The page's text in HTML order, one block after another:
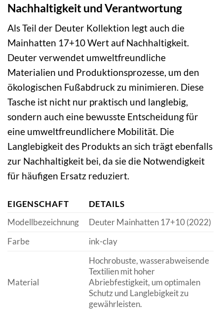
Nachhaltigkeit und Verantwortung
Als Teil der Deuter Kollektion legt auch die
Mainhatten 17+10 Wert auf Nachhaltigkeit.
Deuter verwendet umweltfreundliche
Materialien und Produktionsprozesse, um den
ökologischen Fußabdruck zu minimieren. Diese
Tasche ist nicht nur praktisch und langlebig,
sondern auch eine bewusste Entscheidung für
eine umweltfreundlichere Mobilität. Die
Langlebigkeit des Produkts an sich trägt ebenfalls
zur Nachhaltigkeit bei, da sie die Notwendigkeit
für häufigen Ersatz reduziert.
EIGENSCHAFT
DETAILS
Modellbezeichnung
Deuter Mainhatten 17+10 (2022)
Farbe
ink-clay
Material
Hochrobuste, wasserabweisende
Textilien mit hoher
Abriebfestigkeit, um optimalen
Schutz und Langlebigkeit zu
gewährleisten.